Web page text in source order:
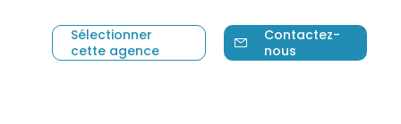
Sélectionner
cette agence
Contactez-
nous